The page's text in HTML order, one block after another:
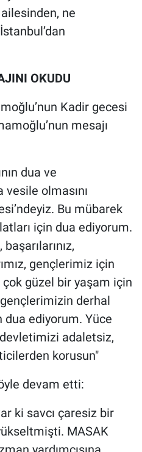
ne
OKUDU
Kadir gecesi
mesajı
dua ve
olmasını
Bu mübarek
için dua ediyorum.
gençlerimiz için
çok güzel bir yaşam için
derhal
dua ediyorum. Yüce
adaletsiz,
korusun"
devam etti:
ki savcı çaresiz bir
MASAK